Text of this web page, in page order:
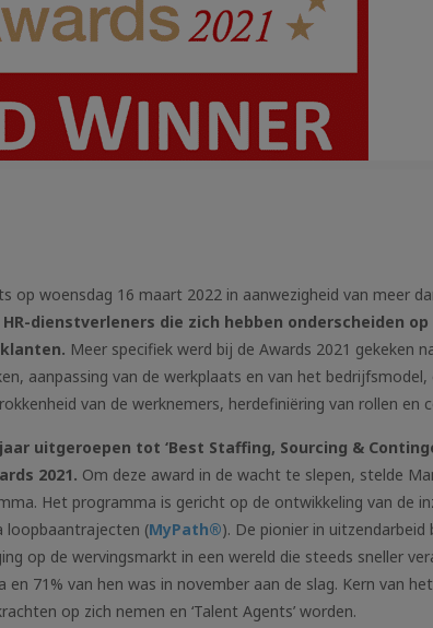
op woensdag 16 maart 2022 in aanwezigheid van meer
HR-dienstverleners die zich hebben onderscheiden
Meer specifiek werd bij de Awards 2021 gekeken
aanpassing van de werkplaats en van het
van de werknemers, herdefiniëring van rollen en
uitgeroepen tot ‘Best Staffing, Sourcing &
2021. Om deze award in de wacht te slepen, stelde
Het programma is gericht op de ontwikkeling van de
loopbaantrajecten (MyPath®). De pionier in uitzendarbeid
op de wervingsmarkt in een wereld die steeds sneller
71% van hen was in november aan de slag. Kern van
op zich nemen en ‘Talent Agents’ worden.